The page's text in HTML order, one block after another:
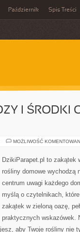
Październik Spis Treści
I ŚRODKI
MOŻLIWOŚĆ
DzikiParapet.pl to zakątek
rośliny domowe wychodzą
centrum uwagi każdego
myślą o czytelnikach,
zakątek w zieloną oazę,
praktycznych wskazówek.
aby Twoje rośliny nie